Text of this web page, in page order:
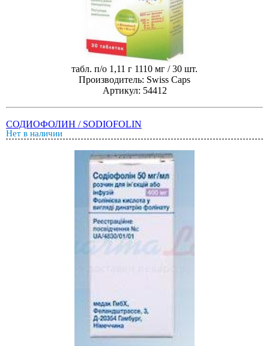
табл. п/о 1,11 г 1110 мг / 30 шт.
Производитель: Swiss Caps
Артикул: 54412
СОДИОФОЛИН / SODIOFOLIN
Нет в наличии